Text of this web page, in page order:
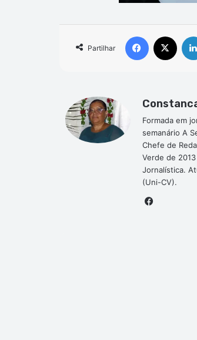
Partilhar
Facebook
Formada em
semanário A
Chefe de
Verde de
Jornalística.
(Uni-CV).